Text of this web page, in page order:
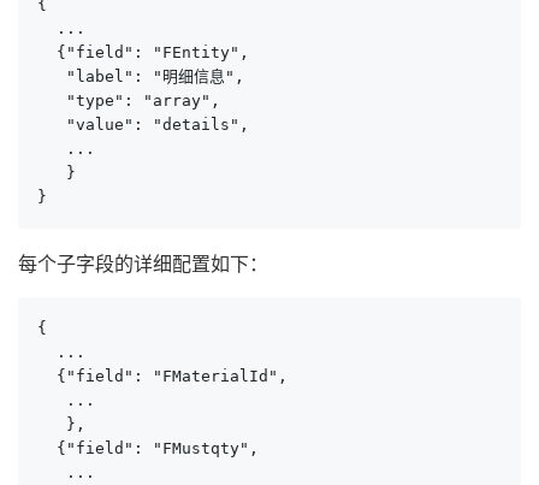
{
  ...
  {"field": "FEntity",
   "label": "明细信息",
   "type": "array",
   "value": "details",
   ...
   }
}
每个子字段的详细配置如下：
{
  ...
  {"field": "FMaterialId",
   ...
   },
  {"field": "FMustqty",
   ...